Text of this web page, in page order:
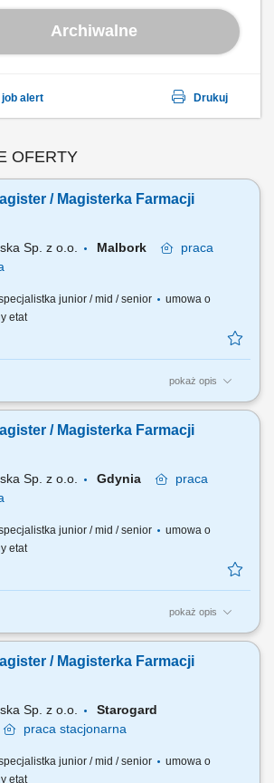
Archiwalne
job alert Drukuj
OFERTY
/ Magisterka Farmacji
Sp. z o.o. Malbork
praca
junior / mid / senior
umowa o
etat
pokaż opis
się spodziewać? dynamiki pracy – z jednej
nas to Ty jesteś ekspertem – wierzymy w Twoją
dlatego każdemu Pacjentowi możesz
/ Magisterka Farmacji
Sp. z o.o. Gdynia
praca
junior / mid / senior
umowa o
etat
pokaż opis
się spodziewać? dynamiki pracy – z jednej
nas to Ty jesteś ekspertem – wierzymy w Twoją
dlatego każdemu Pacjentowi możesz
/ Magisterka Farmacji
Sp. z o.o.
Starogard
praca stacjonarna
junior / mid / senior
umowa o
etat